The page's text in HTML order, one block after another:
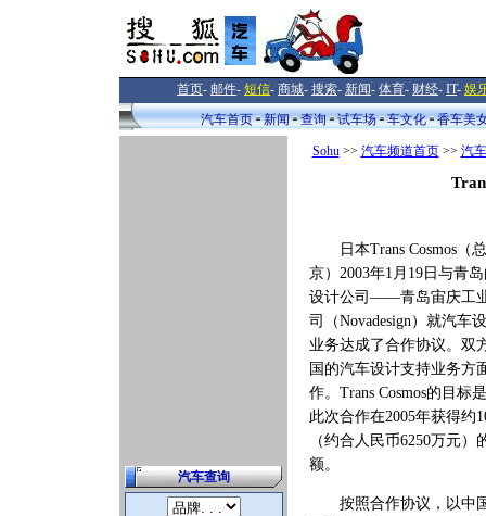
首页- 邮件- 短信- 商城- 搜索- 新闻- 体育- 财经- IT- 娱
汽车首页
新闻 查询 试车场 车文化 香车美
汽车查询
Sohu>> 汽车频道首页>> 汽
日本Trans Cosmos（
京）2003年1月19日与青
设计公司——青岛宙庆工
司（Novadesign）就汽车
业务达成了合作协议。双
国的汽车设计支持业务方
作。Trans Cosmos的目标
此次合作在2005年获得约
（约合人民币6250万元）
额。
按照合作协议，以中